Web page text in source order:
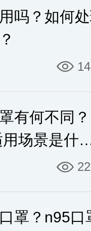
吗？如何
有何不同
场景是什
罩？n95口